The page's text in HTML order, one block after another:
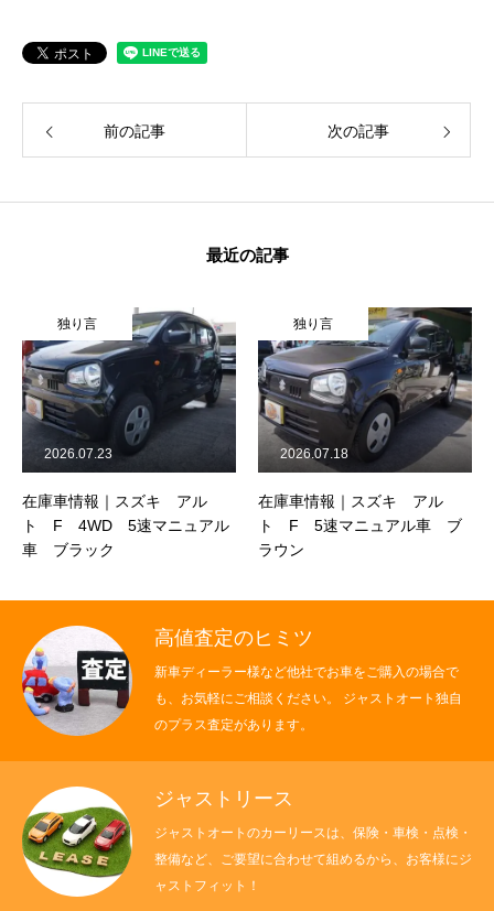
前の記事 次の記事
最近の記事
独り言
在庫車情報｜スズキ アル
ト F 4WD 5速マニュアル
車 ブラック
2026.07.23
独り言
在庫車情報｜スズキ アル
ト F 5速マニュアル車 ブ
ラウン
2026.07.18
高値査定のヒミツ
新車ディーラー様など他社でお車をご購入の場合で
も、お気軽にご相談ください。 ジャストオート独自
のプラス査定があります。
ジャストリース
ジャストオートのカーリースは、保険・車検・点検・
整備など、ご要望に合わせて組めるから、お客様にジ
ャストフィット！